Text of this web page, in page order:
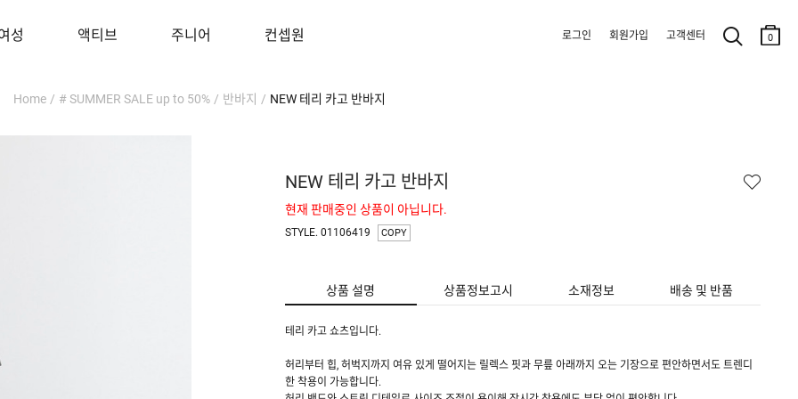
성 액티브 주니어 컨셉원 로그인 회원가입 고객센터 0
Home / # SUMMER SALE up to 50% / 반바지 / NEW 테리 카고 반바지
NEW 테리 카고 반바지
현재 판매중인 상품이 아닙니다.
STYLE. 01106419 COPY
상품 설명 상품정보고시 소재정보 배송 및 반품
테리 카고 쇼츠입니다.
허리부터 힙, 허벅지까지 여유 있게 떨어지는 릴렉스 핏과 무릎 아래까지 오는 기장으로 편안하면서도 트렌디
한 착용이 가능합니다.